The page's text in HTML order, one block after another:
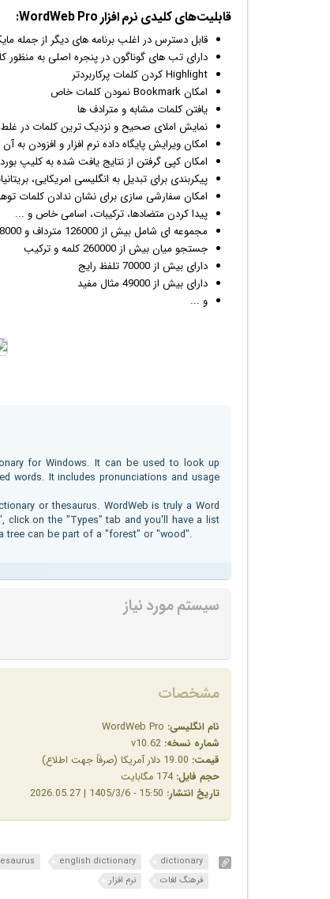
قابلیت‌های کلیدی نرم افزار
قابل دسترس در اغلب برنامه های دیگر از جمله
دارای تب های گوناگون در پنجره اصلی به منظور
Highlight کردن کلمات پرکاربردتر
امکان Bookmark نمودن کلمات خاص
یافتن کلمات مشابه و مترادف ها
نمایش املای صحیح و نزدیک ترین کلمات در غلط
امکان ویرایش پایگاه داده نرم افزار و افزودن به آن
امکان کپی گرفتن از نتایج یافت شده به کلیپ بورد
پیکربندی برای تبدیل به انگلیسی امریکایی،
امکان سفارشی سازی برای نشان ندادن کلمات
پیدا کردن متضادها، ترکیبات، اسامی خاص و ...
مجموعه ای شامل بیش از 126000 مترداف و 158000 ریشه کلمات
جستجو میان بیش از 260000 کلمه و ترکیب
دارای بیش از 70000 تلفظ رایج
دارای بیش از 49000 مثال مفید
و ...
for Windows. It can be used to look up
words. It includes pronunciations and usage
or thesaurus. WordWeb is truly a Word
click on the "Types" tab and you'll have a list
tree can be part of a "forest" or "wood".
سیستم مورد نیاز
مشخصات
نام انگلیسی:
شماره نسخه:
قیمت:
حجم فایل: 174 مگابایت
تاریخ انتشار:
dictionary
english dictionary
فرهنگ لغات
نرم افزار